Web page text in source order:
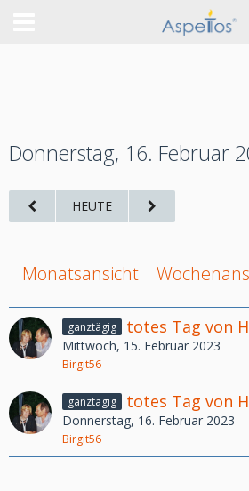
Donnerstag, 16. Februar
HEUTE
Monatsansicht
ganztägig totes Tag von
Mittwoch, 15. Februar 2023
Birgit56
ganztägig totes Tag von
Donnerstag, 16. Februar 2023
Birgit56